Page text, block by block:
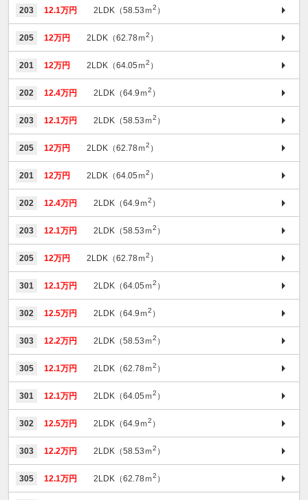
203 12.1万円 2LDK（58.53ｍ2 ）
205 12万円 2LDK（62.78ｍ2 ）
201 12万円 2LDK（64.05ｍ2 ）
202 12.4万円 2LDK（64.9ｍ2 ）
203 12.1万円 2LDK（58.53ｍ2 ）
205 12万円 2LDK（62.78ｍ2 ）
201 12万円 2LDK（64.05ｍ2 ）
202 12.4万円 2LDK（64.9ｍ2 ）
203 12.1万円 2LDK（58.53ｍ2 ）
205 12万円 2LDK（62.78ｍ2 ）
301 12.1万円 2LDK（64.05ｍ2 ）
302 12.5万円 2LDK（64.9ｍ2 ）
303 12.2万円 2LDK（58.53ｍ2 ）
305 12.1万円 2LDK（62.78ｍ2 ）
301 12.1万円 2LDK（64.05ｍ2 ）
302 12.5万円 2LDK（64.9ｍ2 ）
303 12.2万円 2LDK（58.53ｍ2 ）
305 12.1万円 2LDK（62.78ｍ2 ）